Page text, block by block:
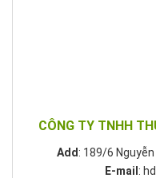
CÔNG TY TNHH
Add : 189/6
E-mail :